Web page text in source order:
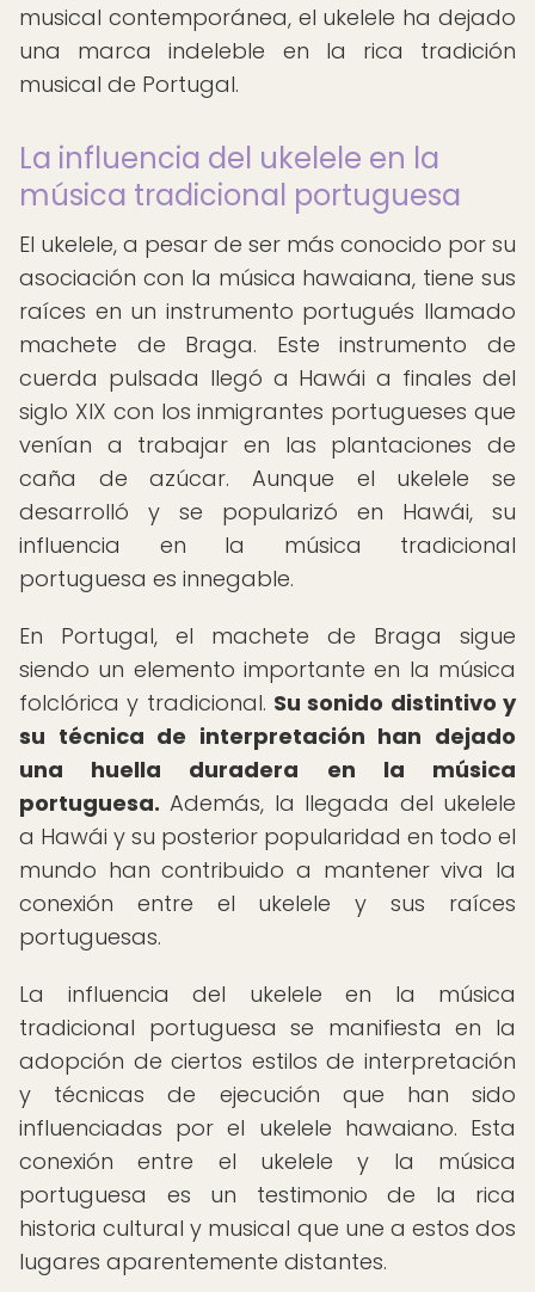
musical contemporánea, el ukelele ha dejado
una marca indeleble en la rica tradición
musical de Portugal.
La influencia del ukelele en la
música tradicional portuguesa
El ukelele, a pesar de ser más conocido por su
asociación con la música hawaiana, tiene sus
raíces en un instrumento portugués llamado
machete de Braga. Este instrumento de
cuerda pulsada llegó a Hawái a finales del
siglo XIX con los inmigrantes portugueses que
venían a trabajar en las plantaciones de
caña de azúcar. Aunque el ukelele se
desarrolló y se popularizó en Hawái, su
influencia en la música tradicional
portuguesa es innegable.
En Portugal, el machete de Braga sigue
siendo un elemento importante en la música
folclórica y tradicional. Su sonido distintivo y
su técnica de interpretación han dejado
una huella duradera en la música
portuguesa. Además, la llegada del ukelele
a Hawái y su posterior popularidad en todo el
mundo han contribuido a mantener viva la
conexión entre el ukelele y sus raíces
portuguesas.
La influencia del ukelele en la música
tradicional portuguesa se manifiesta en la
adopción de ciertos estilos de interpretación
y técnicas de ejecución que han sido
influenciadas por el ukelele hawaiano. Esta
conexión entre el ukelele y la música
portuguesa es un testimonio de la rica
historia cultural y musical que une a estos dos
lugares aparentemente distantes.